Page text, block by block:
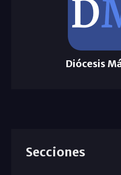
Diócesis
Secciones